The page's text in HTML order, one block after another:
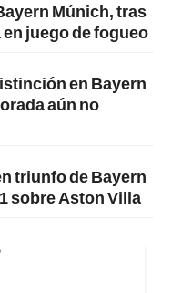
Múnich, tras
juego de fogueo
en Bayern
aún no
triunfo de Bayern
sobre Aston Villa